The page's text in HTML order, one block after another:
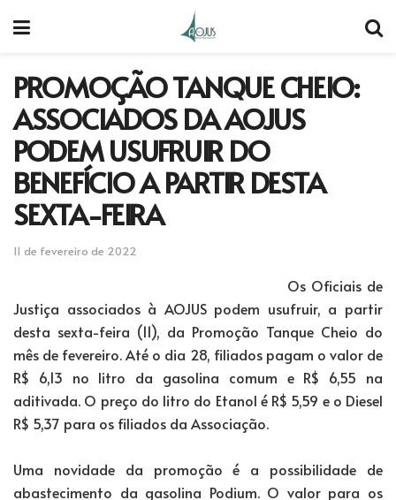
PROMOÇÃO TANQUE CHEIO:
ASSOCIADOS DA AOJUS
PODEM USUFRUIR DO
BENEFÍCIO A PARTIR DESTA
SEXTA-FEIRA
11 de fevereiro de 2022
Os Oficiais de
Justiça associados à AOJUS podem usufruir, a partir
desta sexta-feira (11), da Promoção Tanque Cheio do
mês de fevereiro. Até o dia 28, filiados pagam o valor de
R$ 6,13 no litro da gasolina comum e R$ 6,55 na
aditivada. O preço do litro do Etanol é R$ 5,59 e o Diesel
R$ 5,37 para os filiados da Associação.
Uma novidade da promoção é a possibilidade de
abastecimento da gasolina Podium. O valor para os